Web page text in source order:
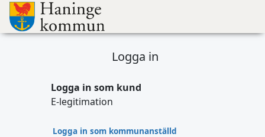
Logga in
Logga in som kund
E-legitimation
Logga in som kommunanställd